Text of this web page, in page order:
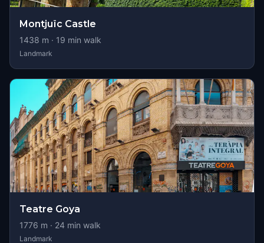
Montjuïc Castle
1438 m · 19 min walk
Landmark
Teatre Goya
1776 m · 24 min walk
Landmark